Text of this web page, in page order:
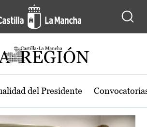
la región de Castilla-
del Presidente